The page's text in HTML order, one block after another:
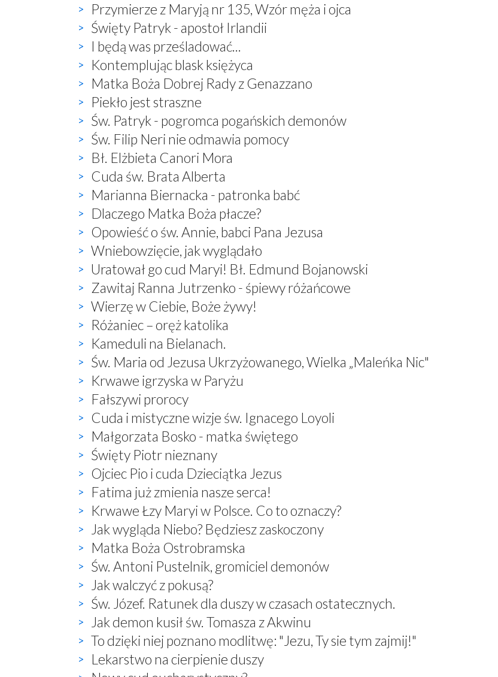
Przymierze z Maryją nr 135, Wzór męża i ojca
Święty Patryk - apostoł Irlandii
I będą was prześladować...
Kontemplując blask księżyca
Matka Boża Dobrej Rady z Genazzano
Piekło jest straszne
Św. Patryk - pogromca pogańskich demonów
Św. Filip Neri nie odmawia pomocy
Bł. Elżbieta Canori Mora
Cuda św. Brata Alberta
Marianna Biernacka - patronka babć
Dlaczego Matka Boża płacze?
Opowieść o św. Annie, babci Pana Jezusa
Wniebowzięcie, jak wyglądało
Uratował go cud Maryi! Bł. Edmund Bojanowski
Zawitaj Ranna Jutrzenko - śpiewy różańcowe
Wierzę w Ciebie, Boże żywy!
Różaniec – oręż katolika
Kameduli na Bielanach.
Św. Maria od Jezusa Ukrzyżowanego, Wielka „Maleńka Nic"
Krwawe igrzyska w Paryżu
Fałszywi prorocy
Cuda i mistyczne wizje św. Ignacego Loyoli
Małgorzata Bosko - matka świętego
Święty Piotr nieznany
Ojciec Pio i cuda Dzieciątka Jezus
Fatima już zmienia nasze serca!
Krwawe Łzy Maryi w Polsce. Co to oznaczy?
Jak wygląda Niebo? Będziesz zaskoczony
Matka Boża Ostrobramska
Św. Antoni Pustelnik, gromiciel demonów
Jak walczyć z pokusą?
Św. Józef. Ratunek dla duszy w czasach ostatecznych.
Jak demon kusił św. Tomasza z Akwinu
To dzięki niej poznano modlitwę: "Jezu, Ty sie tym zajmij!"
Lekarstwo na cierpienie duszy